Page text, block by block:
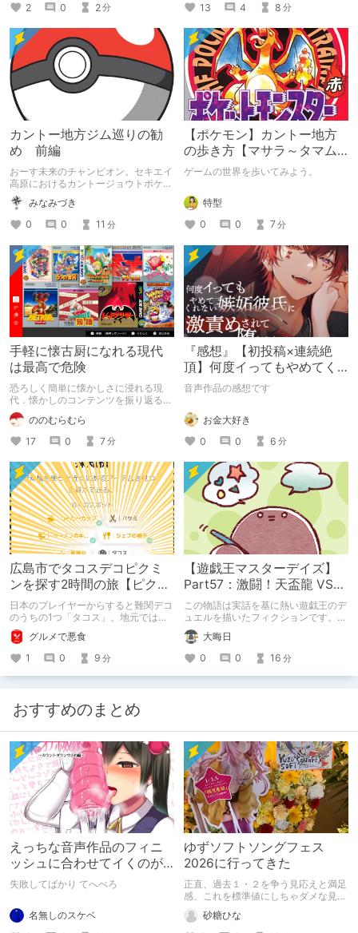
2 0 2分 13 4 8 分
カントー地方ジム巡りの勧
め 前編
おーす未来のチャンピオン。セキエイ
高原におけるカントージョウトポケモ
ンリーグに出場できるようなトレーナ
ーになることを夢見るポケモントレー
ナーは数多い。そんな未来のチャンピ
オンたちのためカントー地方ジムのあ
る街の巡り方とその街の説明をさせて
もらいたい。前篇の今回で4つのジム
と街を巡るぞ。
みなみづき
0
0 11 分
【ポケモン】カントー地方
の歩き方【マサラ～タマム
シ】
ゲームの世界を歩いてみよう。
特型
0
0 7分
手軽に懐古厨になれる現代
は最高で危険
恐ろしく簡単に懐かしさに浸れる現
代．懐かしのコンテンツを振り返るこ
とがもはや娯楽として成立してしまう
今の時代は最高であり，同時に危険で
もあるのです．
ののむらむら
17
0 7分
『感想』【初投稿×連続絶
頂】何度イってもやめてく
れない嫉妬彼氏に激責めさ
音声作品の感想です
お金大好き
0
0 6 分
広島市でタコスデコピクミ
ンを探す2時間の旅【ピクミ
ンブルーム / Pikmin
Bloom】
日本のプレイヤーからすると難関デコ
のうちの1つ「タコス」。地元では見
つけられなかった男が広島で探す旅を
お送りします。ねくすと5月のテーマ
「お出かけの記録」。
グルメで悪食
1
0 9 分
【遊戯王マスターデイズ】
Part57：激闘！天盃龍 VS
千年D【架空デュエル】
この物語は実話を基に熱い遊戯王のデ
ュエルを描いたフィクションです。
（自分用メモ：2025-05-14）
大晦日
0
0 16 分
おすすめのまとめ
えっちな音声作品のフィニ
ッシュに合わせてイくのが
下手すぎる【失敗した話】
失敗してばかり てへぺろ
名無しのスケベ
ゆずソフトソングフェス
2026に行ってきた
正直、過去１・２を争う見応えと満足
感、これを標準値にしちゃダメな見本
砂糖ひな